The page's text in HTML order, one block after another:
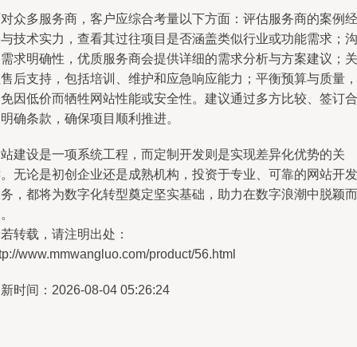
众多服务商，客户应综合考量以下方面：评估服务商的案例经
技术实力，查看其过往项目是否涵盖类似行业或功能需求；沟
求明确性，优质服务商会提供详细的需求分析与方案建议；关
后支持，包括培训、维护和应急响应能力；平衡预算与质量，
因低价而牺牲网站性能或安全性。建议通过多方比较、签订合
确条款，确保项目顺利推进。
建设是一项系统工程，而定制开发则是实现差异化优势的关
无论是初创企业还是成熟机构，投资于专业、可靠的网站开发
，都将为数字化转型奠定坚实基础，助力在数字浪潮中脱颖而
转载，请注明出处：
www.mmwangluo.com/product/56.html
时间：2026-08-04 05:26:24